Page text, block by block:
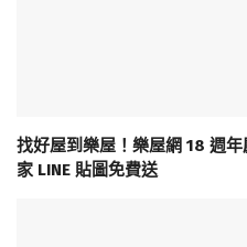
找好屋到樂屋！樂屋網 18 週
家 LINE 貼圖免費送